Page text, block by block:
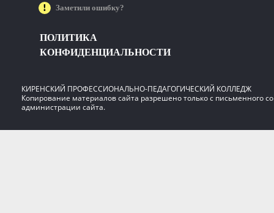
Заметили ошибку?
ПОЛИТИКА
КОНФИДЕНЦИАЛЬНОСТИ
КИРЕНСКИЙ ПРОФЕССИОНАЛЬНО-ПЕДАГОГИЧЕСКИЙ КОЛЛЕДЖ
Копирование материалов сайта разрешено только с письменного
администрации сайта.